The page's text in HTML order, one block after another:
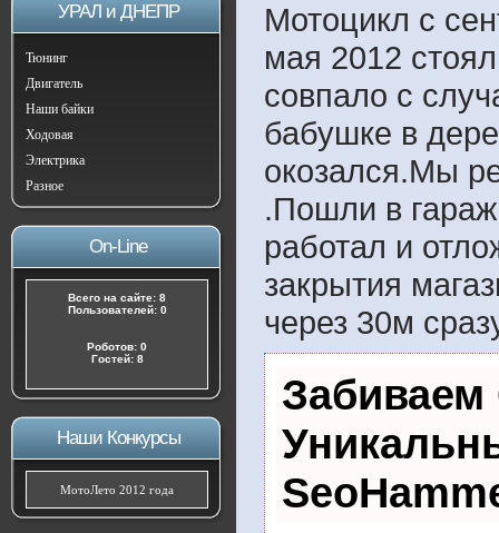
УРАЛ и ДНЕПР
Тюнинг
Двигатель
Наши байки
Ходовая
Электрика
Разное
On-Line
Всего на сайте: 8
Пользователей: 0
Роботов: 0
Гостей: 8
Наши Конкурсы
МотоЛето 2012 года
Мотоцикл с
мая 2012
совпало с
бабушке в
окозался.Мы
.Пошли в
работал и
закрытия
через 30м